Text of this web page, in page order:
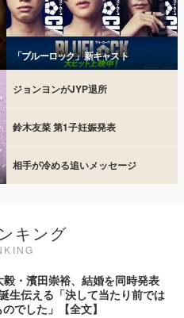
「ブルーロック」新キャスト
ジョンヨンがJYP退所
鈴木友菜 第1子妊娠発表
相手が冷める追いメッセージ
キング
毅・濱田崇裕、結婚を同時発表
生伝える「決して当たり前では
でした」【全文】